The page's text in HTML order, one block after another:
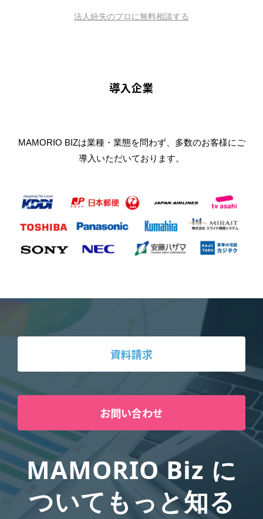
法人紛失のプロに無料相談する
導入企業
MAMORIO BIZは業種・業態を問わず、多数のお客様にご
導入いただいております。
資料請求
お問い合わせ
MAMORIO Biz に
ついてもっと知る